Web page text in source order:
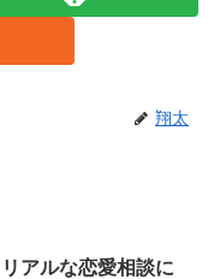
翔太
リアルな恋愛相談に